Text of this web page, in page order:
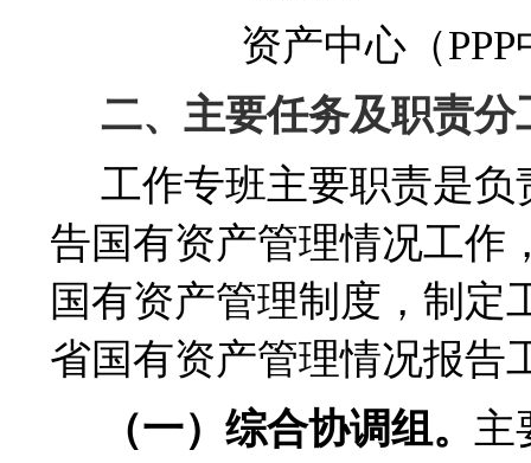
资产中心（PPP
二、主要任务及职责分
工作专班主要职责是
告国有资产管理情况工作
国有资产管理制度，制定
省国有资产管理情况报告
（一）综合协调组。 主